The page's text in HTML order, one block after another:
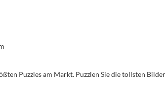
Puzzles am Markt. Puzzlen Sie die tollsten